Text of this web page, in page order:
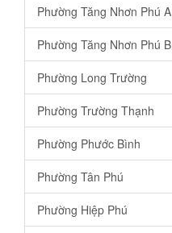
Phường Tăng Nhơn Phú A
Phường Tăng Nhơn Phú B
Phường Long Trường
Phường Trường Thạnh
Phường Phước Bình
Phường Tân Phú
Phường Hiệp Phú